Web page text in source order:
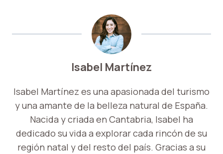
Isabel Martínez
Isabel Martínez es una apasionada del turismo
y una amante de la belleza natural de España.
Nacida y criada en Cantabria, Isabel ha
dedicado su vida a explorar cada rincón de su
región natal y del resto del país. Gracias a su